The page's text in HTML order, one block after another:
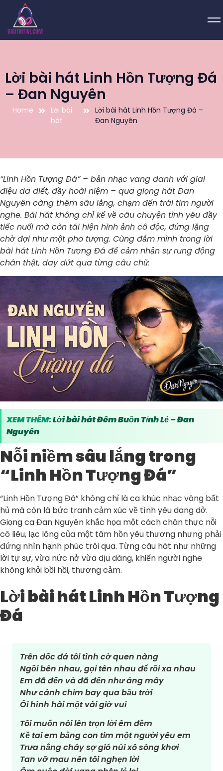
Lời bài hát Linh Hồn Tượng Đá
– Đan Nguyên
Home
Lời bài
hát
Lời bài hát Linh Hồn Tượng Đá –
Đan Nguyên
“Linh Hồn Tượng Đá” – bản nhạc vang danh với giai
điệu da diết, đầy hoài niệm – qua giọng hát Đan
Nguyên càng thêm sâu lắng, chạm đến trái tim người
nghe. Bài hát không chỉ kể về câu chuyện tình yêu đầy
tiếc nuối mà còn tái hiện hình ảnh cô độc, đứng lặng
chờ đợi như một pho tượng. Cùng đắm mình trong lời
bài hát Linh Hồn Tượng Đá để cảm nhận sự rung động
chân thật, day dứt qua từng câu chữ.
XEM THÊM:Lời bài hát Đêm Buồn Tỉnh Lẻ – Đan
Nguyên
Nỗi niềm sâu lắng trong
“Linh Hồn Tượng Đá”
“Linh Hồn Tượng Đá” không chỉ là ca khúc nhạc vàng bất
hủ mà còn là bức tranh cảm xúc về tình yêu dang dở.
Giọng ca Đan Nguyên khắc họa một cách chân thực nỗi
cô liêu, lạc lõng của một tâm hồn yêu thương nhưng phải
đứng nhìn hạnh phúc trôi qua. Từng câu hát như những
lời tự sự, vừa nức nở vừa dịu dàng, khiến người nghe
không khỏi bồi hồi, thương cảm.
Lời bài hát Linh Hồn Tượng
Đá
Trên dốc đá tôi tình cờ quen nàng
Ngồi bên nhau, gọi tên nhau để rồi xa nhau
Em đã đến và đã đến như áng mây
Như cánh chim bay qua bầu trời
Ôi hình hài một vài giờ vui
Tôi muốn nói lên trọn lời êm đềm
Kề tai em bằng con tim một người yêu em
Trưa nắng cháy sợ gió núi xô sóng khơi
Tan vỡ mau nên tôi nghẹn lời